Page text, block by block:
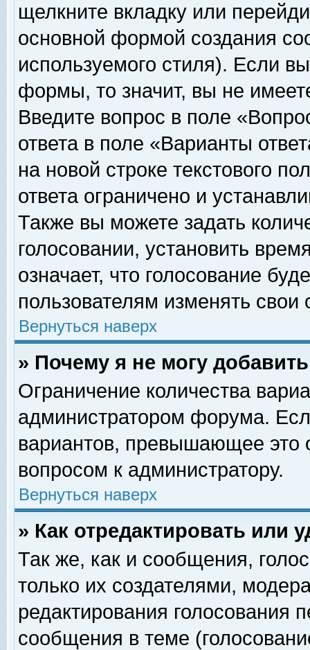
щелкните вкладку или
основной формой создания
используемого стиля). Если
формы, то значит, вы не
Введите вопрос в поле
ответа в поле «Варианты
на новой строке текстового
ответа ограничено и
Также вы можете задать
голосовании, установить
означает, что голосование
пользователям изменять свои
Вернуться наверх
» Почему я не могу
Ограничение количества
администратором форума.
вариантов, превышающее это
вопросом к администратору.
Вернуться наверх
» Как отредактировать или
Так же, как и сообщения,
только их создателями,
редактирования голосования
сообщения в теме